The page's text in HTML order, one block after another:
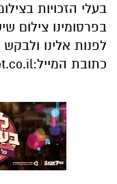
בעלי הזכויות
בפרסומינו צילום
לפנות אלינו
כתובת המייל: